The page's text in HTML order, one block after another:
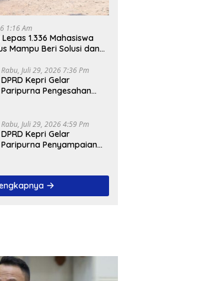
1:16 Am
1.336 Mahasiswa
Mampu Beri Solusi dan
Rabu, Juli 29, 2026 7:36 Pm
DPRD Kepri Gelar
Paripurna Pengesahan
APBD 2025, Sejumlah
Rekomendasi Strategis
Disampaikan
Rabu, Juli 29, 2026 4:59 Pm
DPRD Kepri Gelar
Paripurna Penyampaian